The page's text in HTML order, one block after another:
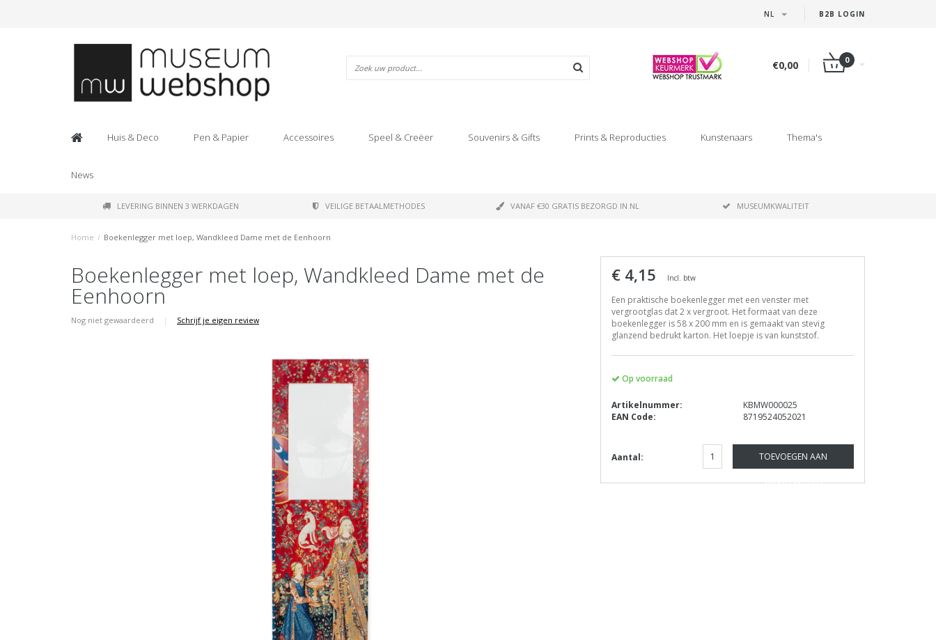
B2B LOGIN
NL
€0,00 0
Huis & Deco Pen & Papier Accessoires Speel & Creëer Souvenirs & Gifts Prints & Reproducties Kunstenaars Thema's
News
LEVERING BINNEN 3 WERKDAGEN VEILIGE BETAALMETHODES VANAF €30 GRATIS BEZORGD IN NL MUSEUMKWALITEIT
Home / Boekenlegger met loep, Wandkleed Dame met de Eenhoorn
Boekenlegger met loep, Wandkleed Dame met de
Eenhoorn
Nog niet gewaardeerd | Schrijf je eigen review
€ 4,15 Incl. btw
Een praktische boekenlegger met een venster met
vergrootglas dat 2 x vergroot. Het formaat van deze
boekenlegger is 58 x 200 mm en is gemaakt van stevig
glanzend bedrukt karton. Het loepje is van kunststof.
Op voorraad
Artikelnummer:
KBMW000025
EAN Code:
8719524052021
Aantal: TOEVOEGEN AAN
WINKELWAGEN